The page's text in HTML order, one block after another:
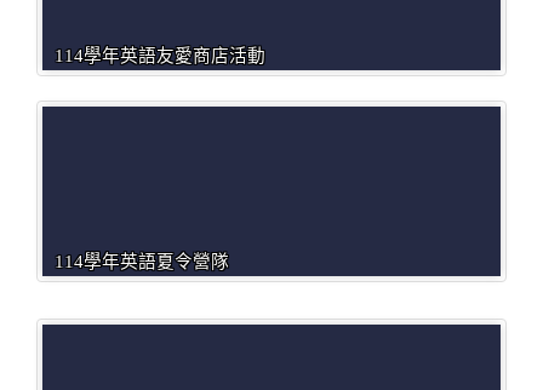
114學年英語友愛商店活動
114學年英語夏令營隊